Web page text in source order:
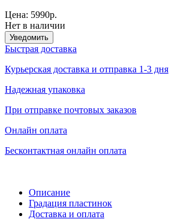
Цена: 5990р.
Нет в наличии
Уведомить
Быстрая доставка
Курьерская доставка и отправка 1-3 дня
Надежная упаковка
При отправке почтовых заказов
Онлайн оплата
Бесконтактная онлайн оплата
Описание
Градация пластинок
Доставка и оплата